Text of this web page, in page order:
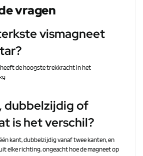
vragen
vismagneet
heeft de hoogste trekkracht in het
dubbelzijdig of
is het verschil?
kant, dubbelzijdig vanaf twee kanten, en
elke richting, ongeacht hoe de magneet op